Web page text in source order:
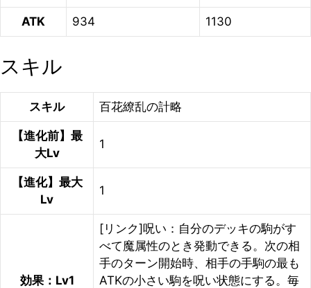
ATK 934 1130
スキル
スキル 百花繚乱の計略
【進化前】最
大Lv
1
【進化】最大
Lv
1
効果：Lv1
[リンク]呪い：自分のデッキの駒がす
べて魔属性のとき発動できる。次の相
手のターン開始時、相手の手駒の最も
ATKの小さい駒を呪い状態にする。毎